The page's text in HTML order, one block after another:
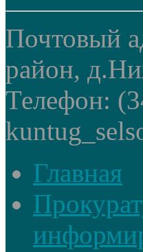
Почтовый
район,
Телефон:
Главная